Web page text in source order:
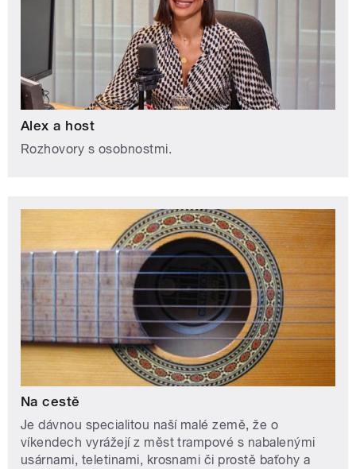
Alex a host
Rozhovory s osobnostmi.
Na cestě
Je dávnou specialitou naší malé země, že o
víkendech vyrážejí z měst trampové s nabalenými
usárnami, teletinami, krosnami či prostě baťohy a